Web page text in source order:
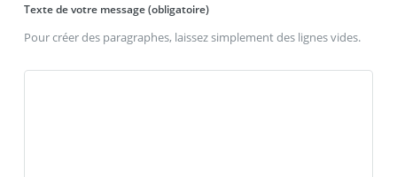
Texte de votre message (obligatoire)
Pour créer des paragraphes, laissez simplement des lignes vides.